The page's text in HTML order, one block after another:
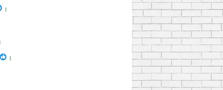
1
1